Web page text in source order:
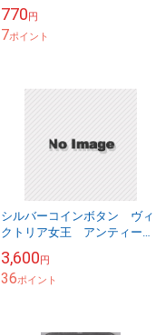
770円
7ポイント
シルバーコインボタン ヴィ
クトリア女王 アンティー
3,600円
36ポイント